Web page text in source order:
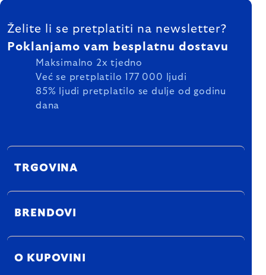
FOOTER
Želite li se pretplatiti na newsletter?
Poklanjamo vam besplatnu dostavu
Maksimalno 2x tjedno
Već se pretplatilo 177 000 ljudi
85% ljudi pretplatilo se dulje od godinu
dana
TRGOVINA
BRENDOVI
O KUPOVINI